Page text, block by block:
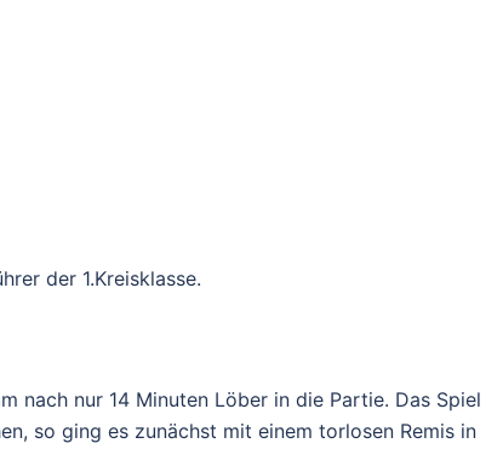
der 1.Kreisklasse.
nach nur 14 Minuten Löber in die Partie. Das Spiel
so ging es zunächst mit einem torlosen Remis in